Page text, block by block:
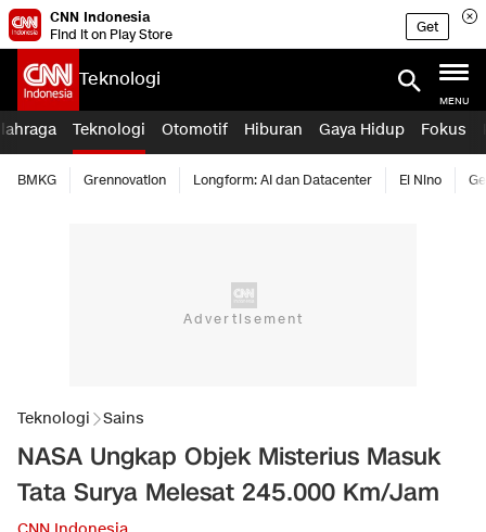
CNN Indonesia
Find it on Play Store
Get
Teknologi
MENU
Teknologi Otomotif Hiburan Gaya Hidup Fokus
BMKG Grennovation Longform: AI dan Datacenter El Nino
Teknologi Sains
NASA Ungkap Objek Misterius Masuk
Tata Surya Melesat 245.000 Km/Jam